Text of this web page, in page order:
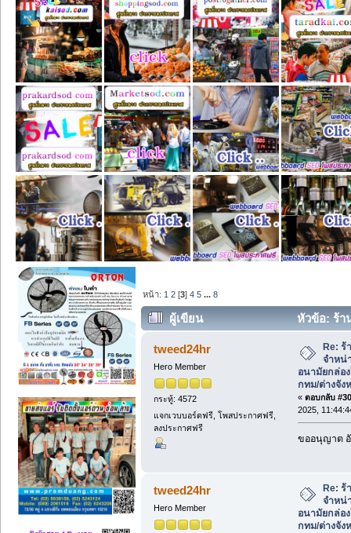
หน้า: 1 2 [3]4 5 ...8
ผู้เขียน
หัวข้อ: ร้า
กล่องใหญ่100ชิ้น ส่งฟรี กทม/ต่างจังหวัด
tweed24hr
Hero Member
กระทู้: 4572
แจกเวบบอร์ดฟรี, โพสประกาศฟรี,
ลงประกาศฟรี
Re:
จำหน่
อนามัยกล่อ
กทม/ต่างจัง
« ตอบกลับ
2025,
ขออนุญาต
tweed24hr
Hero Member
Re:
จำหน่
อนามัยกล่อ
กทม/ต่างจัง